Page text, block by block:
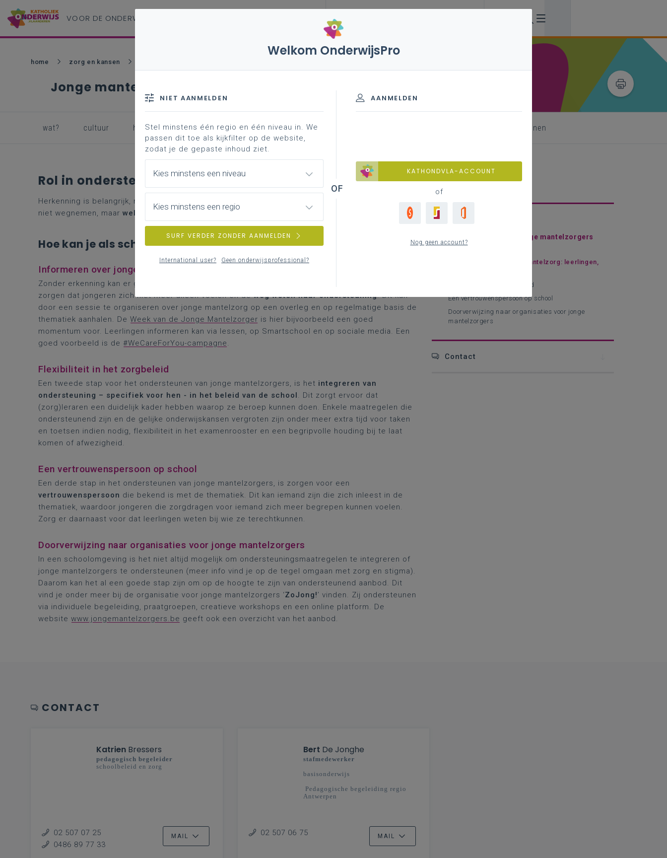
VOOR DE ONDERWIJS
home zorg en kansen
Jonge mantelzorg
wat? cultuur herkenning rol in ondersteuning omgaan met zorg en stigma bronnen
Rol in ondersteuning
Rol in ondersteuning
Hoe kan je als school jonge mantelzorgers
ondersteunen?
Informeren over jonge mantelzorg: leerlingen,
Flexibiliteit in het zorgbeleid
Een vertrouwenspersoon op school
Doorverwijzing naar organisaties voor jonge
mantelzorgers
Contact
Herkenning is belangrijk, maar
. Een school kan de zorgen
niet wegnemen, maar wel de druk verlichten en afleiding bieden.
Hoe kan je als school jonge mantelzorgers ondersteunen?
Informeren over jonge mantelzorg: leerlingen, leraren en studenten
Zonder erkenning kan er geen ondersteuning volgen. Het is een cruciale eerste stap om ervoor te
zorgen dat jongeren zich niet meer alleen voelen en deweg weten naar ondersteuning. Dit kan
door een sessie te organiseren over jonge mantelzorg op een overleg en op regelmatige basis de
thematiek aanhalen. De Week van de Jonge Mantelzorger is hier bijvoorbeeld een goed
momentum voor. Leerlingen informeren kan via lessen, op Smartschool en op sociale media. Een
goed voorbeeld is de #WeCareForYou-campagne.
Flexibiliteit in het zorgbeleid
Een tweede stap voor het ondersteunen van jonge mantelzorgers, is het integreren van
ondersteuning – specifiek voor hen - in het beleid van de school. Dit zorgt ervoor dat
(zorg)leraren een duidelijk kader hebben waarop ze beroep kunnen doen. Enkele maatregelen die
ondersteunend zijn en de gelijke onderwijskansen vergroten zijn onder meer extra tijd voor taken
en toetsen indien nodig, flexibiliteit in het examenrooster en een begripvolle houding bij te laat
komen of afwezigheid.
Een vertrouwenspersoon op school
Een derde stap in het ondersteunen van jonge mantelzorgers, is zorgen voor een
vertrouwenspersoon die bekend is met de thematiek. Dit kan iemand zijn die zich inleest in de
thematiek, waardoor jongeren die zorgdragen voor iemand zich meer begrepen kunnen voelen.
Zorg er daarnaast voor dat leerlingen weten bij wie ze terechtkunnen.
Doorverwijzing naar organisaties voor jonge mantelzorgers
In een schoolomgeving is het niet altijd mogelijk om ondersteuningsmaatregelen te integreren of
jonge mantelzorgers te ondersteunen (meer info vind je op de tegel omgaan met zorg en stigma).
Daarom kan het al een goede stap zijn om op de hoogte te zijn van ondersteunend aanbod. Dit
vind je onder meer bij de organisatie voor jonge mantelzorgers ‘ZoJong!’ vinden. Zij ondersteunen
via individuele begeleiding, praatgroepen, creatieve workshops en een online platform. De
website www.jongemantelzorgers.be geeft ook een overzicht van het aanbod.
CONTACT
Katrien Bressers
pedagogisch begeleider
schoolbeleid en zorg
02 507 07 25
0486 89 77 33
MAIL
Bert De Jonghe
stafmedewerker
basisonderwijs
Pedagogische begeleiding regio
Antwerpen
02 507 06 75 MAIL
Welkom OnderwijsPro
AANMELDEN
KATHONDVLA-ACCOUNT
of
Nog geen account?
NIET AANMELDEN
Stel minstens één regio en één niveau in. We
passen dit toe als kijkfilter op de website,
zodat je de gepaste inhoud ziet.
Kies minstens een niveau
Kies minstens een regio
SURF VERDER ZONDER AANMELDEN
International user? Geen onderwijsprofessional?